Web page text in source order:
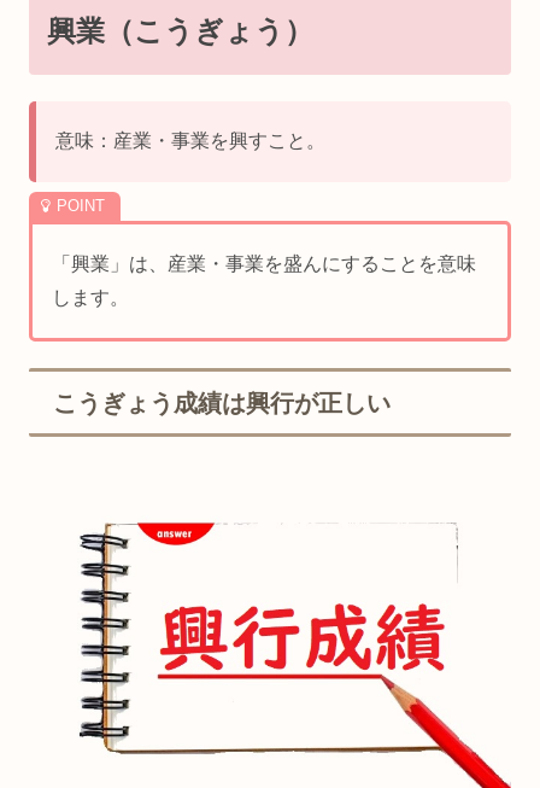
興業（こうぎょう）
意味：産業・事業を興すこと。
「興業」は、産業・事業を盛んにすることを意味
します。
こうぎょう成績は興行が正しい